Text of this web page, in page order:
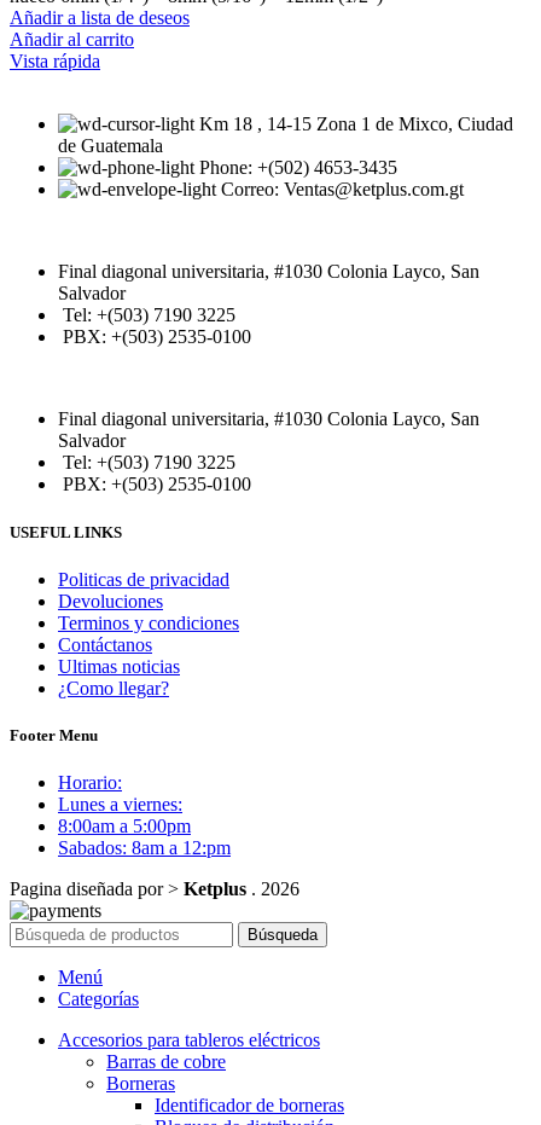
Añadir a lista de deseos
Añadir al carrito
Vista rápida
Km 18 , 14-15 Zona 1 de Mixco, Ciudad
de Guatemala
Phone: +(502) 4653-3435
Correo: Ventas@ketplus.com.gt
Final diagonal universitaria, #1030 Colonia Layco, San
Salvador
Tel: +(503) 7190 3225
PBX: +(503) 2535-0100
Final diagonal universitaria, #1030 Colonia Layco, San
Salvador
Tel: +(503) 7190 3225
PBX: +(503) 2535-0100
USEFUL LINKS
Politicas de privacidad
Devoluciones
Terminos y condiciones
Contáctanos
Ultimas noticias
¿Como llegar?
Footer Menu
Horario:
Lunes a viernes:
8:00am a 5:00pm
Sabados: 8am a 12:pm
Pagina diseñada por > Ketplus . 2026
Búsqueda
Menú
Categorías
Accesorios para tableros eléctricos
Barras de cobre
Borneras
Identificador de borneras